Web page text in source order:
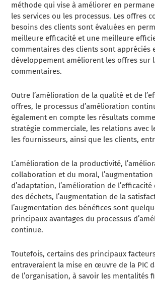
méthode qui vise à améliorer en
les services ou les processus. Les offres
besoins des clients sont évaluées en
meilleure efficacité et une meilleure
commentaires des clients sont appréciés
développement améliorent les offres sur
commentaires.
Outre l’amélioration de la qualité et de
offres, le processus d’amélioration
également en compte les résultats
stratégie commerciale, les relations avec
les fournisseurs, ainsi que les clients,
L’amélioration de la productivité,
collaboration et du moral, l’augmentation
d’adaptation, l’amélioration de
des déchets, l’augmentation de la
l’augmentation des bénéfices sont
principaux avantages du processus
continue.
Toutefois, certains des principaux
entraveraient la mise en œuvre de la PIC
de l’organisation, à savoir les mentalités